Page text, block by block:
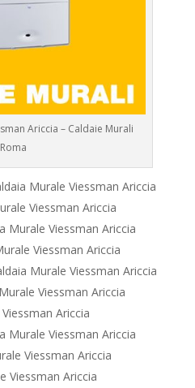
Ariccia – Caldaie Murali
Roma
Murale Viessman Ariccia
Viessman Ariccia
Murale Viessman Ariccia
Viessman Ariccia
Murale Viessman Ariccia
Viessman Ariccia
Ariccia
Murale Viessman Ariccia
Viessman Ariccia
Viessman Ariccia